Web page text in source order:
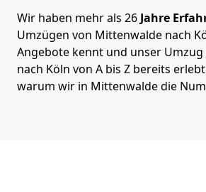
Wir haben mehr als 26 Jahre
Umzügen von Mittenwalde nach
Angebote kennt und unser
nach Köln von A bis Z bereits
warum wir in Mittenwalde die